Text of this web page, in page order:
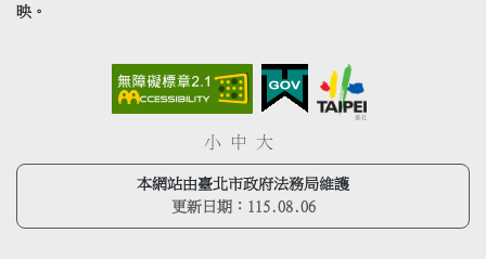
映。
小 中 大
本網站由臺北市政府法務局維護
更新日期： 115.08.06